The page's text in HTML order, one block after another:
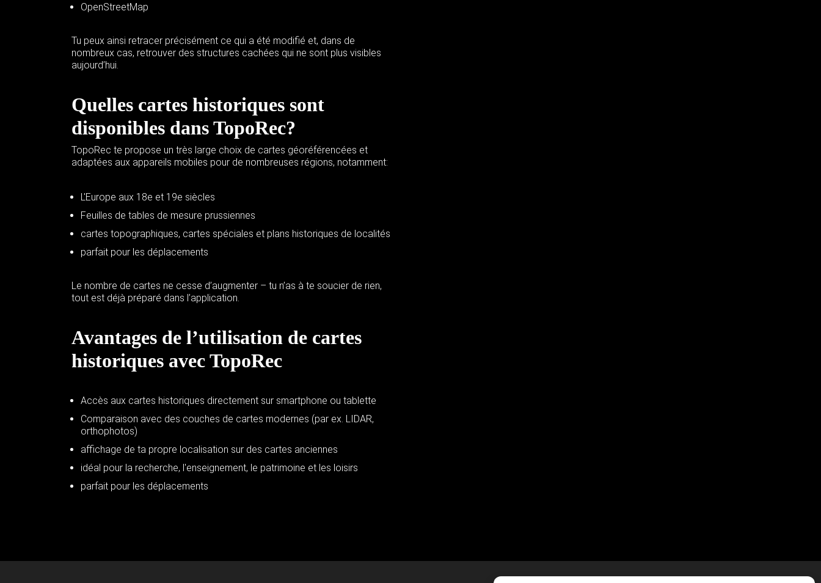
OpenStreetMap
Tu peux ainsi retracer précisément ce qui a été modifié et, dans de
nombreux cas, retrouver des structures cachées qui ne sont plus visibles
aujourd’hui.
Quelles cartes historiques sont
disponibles dans TopoRec?
TopoRec te propose un très large choix de cartes géoréférencées et
adaptées aux appareils mobiles pour de nombreuses régions, notamment:
L'Europe aux 18e et 19e siècles
Feuilles de tables de mesure prussiennes
cartes topographiques, cartes spéciales et plans historiques de localités
parfait pour les déplacements
Le nombre de cartes ne cesse d’augmenter – tu n’as à te soucier de rien,
tout est déjà préparé dans l’application.
Avantages de l’utilisation de cartes
historiques avec TopoRec
Accès aux cartes historiques directement sur smartphone ou tablette
Comparaison avec des couches de cartes modernes (par ex. LIDAR,
orthophotos)
affichage de ta propre localisation sur des cartes anciennes
idéal pour la recherche, l'enseignement, le patrimoine et les loisirs
parfait pour les déplacements